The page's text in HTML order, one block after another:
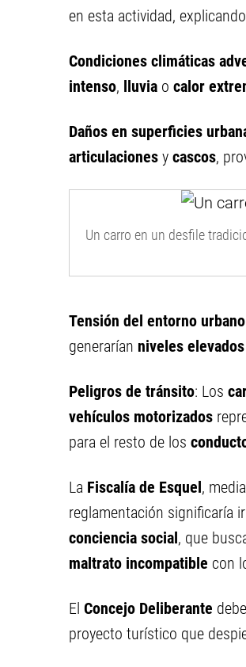
en esta actividad,
Condiciones climáticas
intenso, lluvia o calor
Daños en superficies
articulaciones y cascos,
Un carro en un desfile
Tensión del entorno urbano
generarían niveles
Peligros de tránsito: Los
vehículos motorizados
para el resto de los
La Fiscalía de Esquel,
reglamentación significaría ir
conciencia social, que
maltrato incompatible con
El Concejo Deliberante
proyecto turístico que